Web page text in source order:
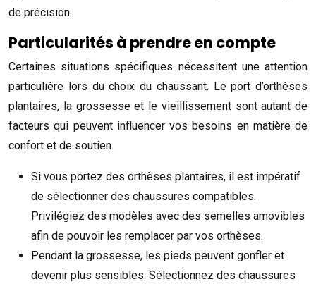
de précision.
Particularités à prendre en compte
Certaines situations spécifiques nécessitent une attention
particulière lors du choix du chaussant. Le port d’orthèses
plantaires, la grossesse et le vieillissement sont autant de
facteurs qui peuvent influencer vos besoins en matière de
confort et de soutien.
Si vous portez des orthèses plantaires, il est impératif
de sélectionner des chaussures compatibles.
Privilégiez des modèles avec des semelles amovibles
afin de pouvoir les remplacer par vos orthèses.
Pendant la grossesse, les pieds peuvent gonfler et
devenir plus sensibles. Sélectionnez des chaussures